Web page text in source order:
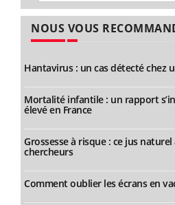
NOUS VOUS
Hantavirus : un cas détecté chez
Mortalité infantile : un rapport
élevé en France
Grossesse à risque : ce jus
chercheurs
Comment oublier les écrans en